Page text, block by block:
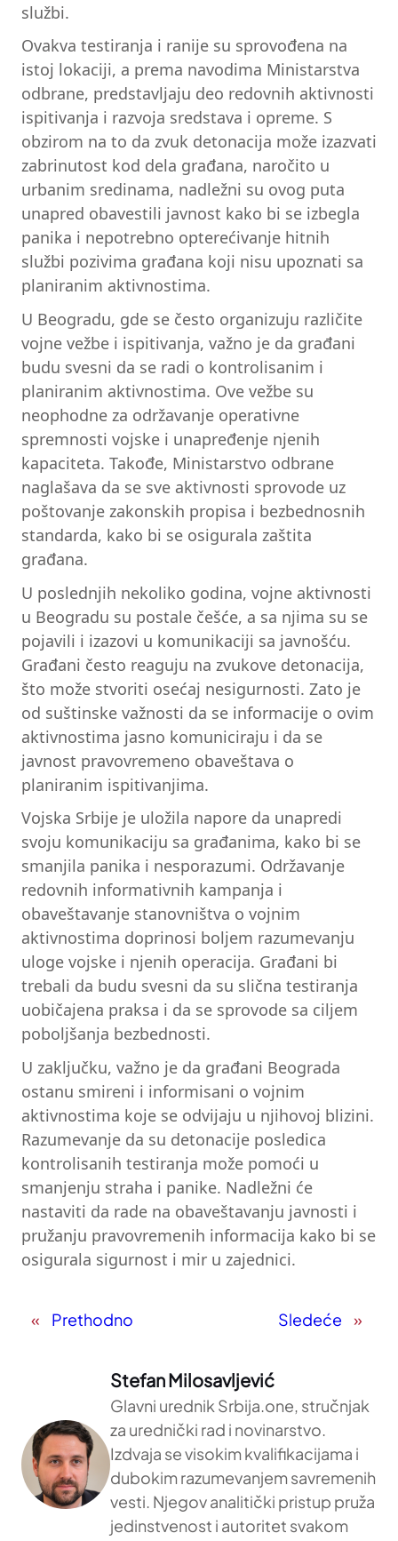
službi.
Ovakva testiranja i ranije su sprovođena na
istoj lokaciji, a prema navodima Ministarstva
odbrane, predstavljaju deo redovnih aktivnosti
ispitivanja i razvoja sredstava i opreme. S
obzirom na to da zvuk detonacija može izazvati
zabrinutost kod dela građana, naročito u
urbanim sredinama, nadležni su ovog puta
unapred obavestili javnost kako bi se izbegla
panika i nepotrebno opterećivanje hitnih
službi pozivima građana koji nisu upoznati sa
planiranim aktivnostima.
U Beogradu, gde se često organizuju različite
vojne vežbe i ispitivanja, važno je da građani
budu svesni da se radi o kontrolisanim i
planiranim aktivnostima. Ove vežbe su
neophodne za održavanje operativne
spremnosti vojske i unapređenje njenih
kapaciteta. Takođe, Ministarstvo odbrane
naglašava da se sve aktivnosti sprovode uz
poštovanje zakonskih propisa i bezbednosnih
standarda, kako bi se osigurala zaštita
građana.
U poslednjih nekoliko godina, vojne aktivnosti
u Beogradu su postale češće, a sa njima su se
pojavili i izazovi u komunikaciji sa javnošću.
Građani često reaguju na zvukove detonacija,
što može stvoriti osećaj nesigurnosti. Zato je
od suštinske važnosti da se informacije o ovim
aktivnostima jasno komuniciraju i da se
javnost pravovremeno obaveštava o
planiranim ispitivanjima.
Vojska Srbije je uložila napore da unapredi
svoju komunikaciju sa građanima, kako bi se
smanjila panika i nesporazumi. Održavanje
redovnih informativnih kampanja i
obaveštavanje stanovništva o vojnim
aktivnostima doprinosi boljem razumevanju
uloge vojske i njenih operacija. Građani bi
trebali da budu svesni da su slična testiranja
uobičajena praksa i da se sprovode sa ciljem
poboljšanja bezbednosti.
U zaključku, važno je da građani Beograda
ostanu smireni i informisani o vojnim
aktivnostima koje se odvijaju u njihovoj blizini.
Razumevanje da su detonacije posledica
kontrolisanih testiranja može pomoći u
smanjenju straha i panike. Nadležni će
nastaviti da rade na obaveštavanju javnosti i
pružanju pravovremenih informacija kako bi se
osigurala sigurnost i mir u zajednici.
« Prethodno Sledeće »
Stefan Milosavljević
Glavni urednik Srbija.one, stručnjak
za urednički rad i novinarstvo.
Izdvaja se visokim kvalifikacijama i
dubokim razumevanjem savremenih
vesti. Njegov analitički pristup pruža
jedinstvenost i autoritet svakom